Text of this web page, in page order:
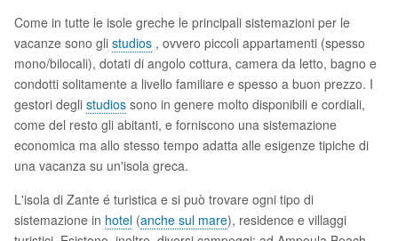
Come in tutte le isole greche le principali sistemazioni per le
vacanze sono gli studios , ovvero piccoli appartamenti (spesso
mono/bilocali), dotati di angolo cottura, camera da letto, bagno e
condotti solitamente a livello familiare e spesso a buon prezzo. I
gestori degli studios sono in genere molto disponibili e cordiali,
come del resto gli abitanti, e forniscono una sistemazione
economica ma allo stesso tempo adatta alle esigenze tipiche di
una vacanza su un'isola greca.
L'isola di Zante é turistica e si può trovare ogni tipo di
sistemazione in hotel (anche sul mare), residence e villaggi